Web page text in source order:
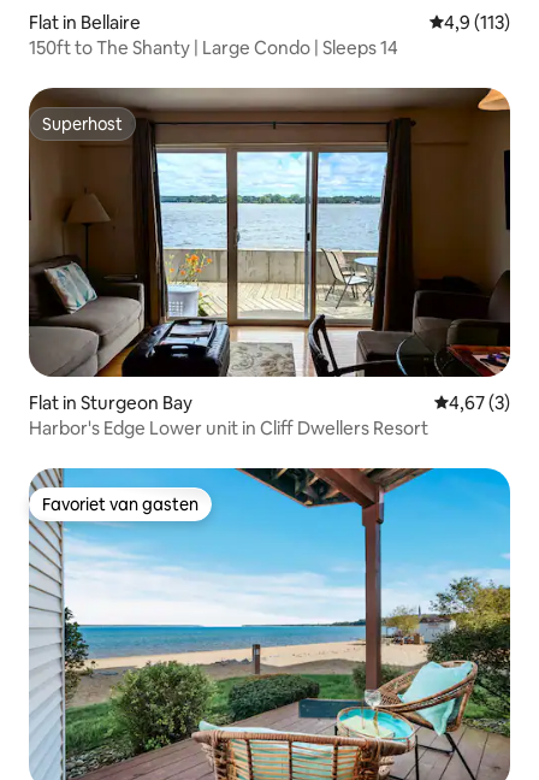
Flat in Bellaire Gemiddelde
4,9 (113)
150ft to The Shanty | Large Condo | Sleeps 14
Superhost
Superhost
Flat in Sturgeon Bay
4,67 (3)
Harbor's Edge Lower unit in Cliff Dwellers Resort
Favoriet van gasten
Favoriet van gasten